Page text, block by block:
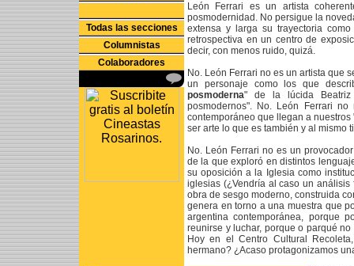
Todas las secciones
Columnistas
Colaboradores
León Ferrari es un artista
posmodernidad. No persigue la
extensa y larga su trayectoria
retrospectiva en un centro de
decir, con menos ruido, quizá.
No. León Ferrari no es un artista que
un personaje como los que
posmoderna" de la lúcida
posmodernos". No. León Ferrari
contemporáneo que llegan a
ser arte lo que es también y al mismo
No. León Ferrari no es un
de la que exploró en distintos
su oposición a la Iglesia como
iglesias (¿Vendría al caso un
obra de sesgo moderno, construida
genera en torno a una muestra que
argentina contemporánea, porque
reunirse y luchar, porque o parqué
Hoy en el Centro Cultural
hermano? ¿Acaso protagonizamos